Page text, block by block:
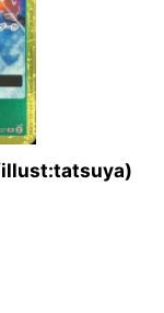
illust:tatsuya)